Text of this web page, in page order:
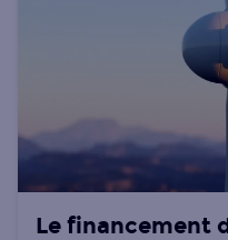
Le financement